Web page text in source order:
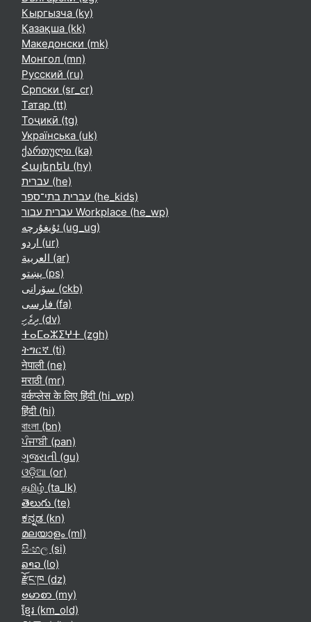
Кыргызча ‎(ky)‎
Қазақша ‎(kk)‎
Македонски ‎(mk)‎
Монгол ‎(mn)‎
Русский ‎(ru)‎
Српски ‎(sr_cr)‎
Татар ‎(tt)‎
Тоҷикӣ ‎(tg)‎
Українська ‎(uk)‎
ქართული ‎(ka)‎
Հայերեն ‎(hy)‎
עברית ‎(he)‎
עברית בתי־ספר ‎(he_kids)‎
עברית עבור Workplace ‎(he_wp)‎
ئۇيغۇرچە ‎(ug_ug)‎
اردو ‎(ur)‎
العربية ‎(ar)‎
پښتو ‎(ps)‎
سۆرانی ‎(ckb)‎
فارسی ‎(fa)‎
ދިވެހި ‎(dv)‎
ⵜⴰⵎⴰⵣⵉⵖⵜ ‎(zgh)‎
ትግርኛ ‎(ti)‎
नेपाली ‎(ne)‎
मराठी ‎(mr)‎
वर्कप्लेस के लिए हिंदी ‎(hi_wp)‎
हिंदी ‎(hi)‎
বাংলা ‎(bn)‎
ਪੰਜਾਬੀ ‎(pan)‎
ગુજરાતી ‎(gu)‎
ଓଡ଼ିଆ ‎(or)‎
தமிழ் ‎(ta_lk)‎
తెలుగు ‎(te)‎
ಕನ್ನಡ ‎(kn)‎
മലയാളം ‎(ml)‎
සිංහල ‎(si)‎
ລາວ ‎(lo)‎
རྫོང་ཁ ‎(dz)‎
ဗမာစာ ‎(my)‎
ខ្មែរ ‎(km_old)‎